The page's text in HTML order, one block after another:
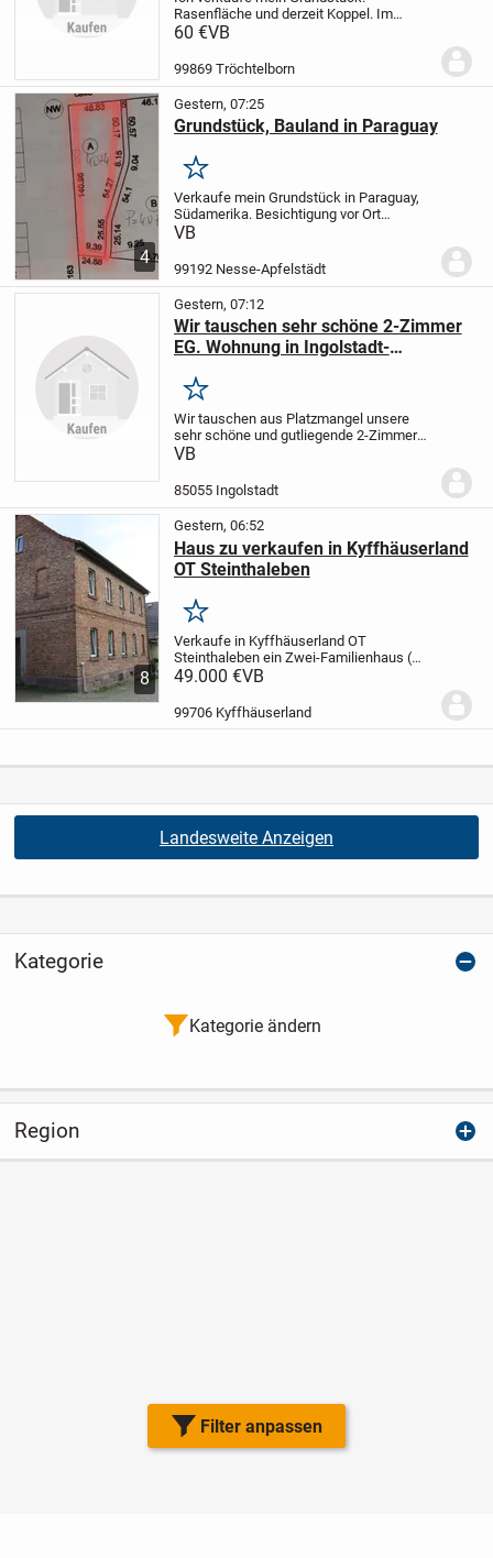
Filter anpassen
Rasenfläche und derzeit Koppel. Im
deklarierten Flächennutzungsplan der VG
so dass es zukünftig bebaut werden
60 €VB
99869 Tröchtelborn
4
Gestern, 07:25
Grundstück, Bauland in Paraguay
Merken
Verkaufe mein Grundstück in Paraguay,
Südamerika. Besichtigung vor Ort
möglich, mein Onkel (wohnhaft in
Verkauf ab. Titel vorhanden. Er hat eine
Vollmacht von...
VB
99192 Nesse-Apfelstädt
Gestern, 07:12
Wir tauschen sehr schöne 2-Zimmer
EG. Wohnung in Ingolstadt-
Merken
Wir tauschen aus Platzmangel unsere
sehr schöne und gutliegende 2-Zimmer
Erdgeschoß Wohnung mit 61m
Tiefgaragenplatz gegen älteres Haus.Die
Wohnung ist neu...
VB
85055 Ingolstadt
8
Gestern, 06:52
Haus zu verkaufen in Kyffhäuserland
OT Steinthaleben
Merken
Verkaufe in Kyffhäuserland OT
Steinthaleben ein Zwei-Familienhaus (
ehemalige Schule ). Baujahr 1925, 8
Wohnfläche. Grundstück 257 m². Es sind
größere Renovierungs...
49.000 €VB
99706 Kyffhäuserland
Landesweite Anzeigen
Kategorie
Kategorie ändern
Region